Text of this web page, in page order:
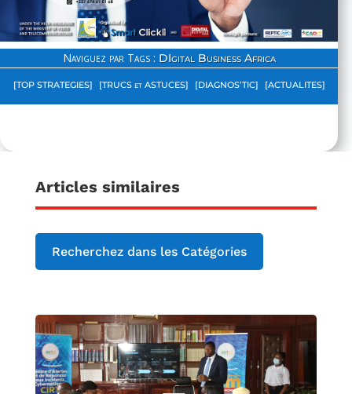
Naviguez par Tags : DIgital Business Africa
[TOP STRATEGIES] [TRUCS et ASTUCES] [DIAGNOS’TIC] [ACTUALITES]
Articles similaires
Recherchez dans les Catégories